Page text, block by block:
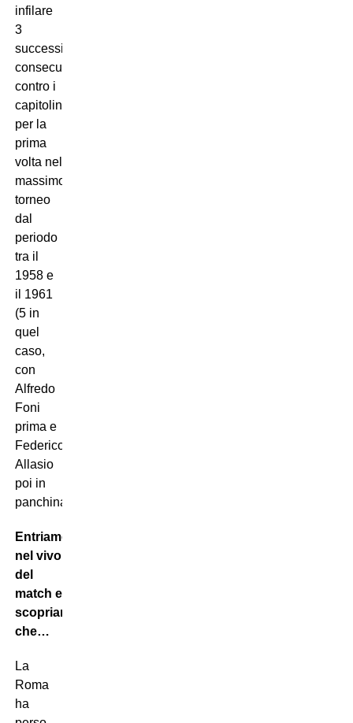
infilare
3
successi
consecutivi
contro i
capitolini
per la
prima
volta nel
massimo
torneo
dal
periodo
tra il
1958 e
il 1961
(5 in
quel
caso,
con
Alfredo
Foni
prima e
Federico
Allasio
poi in
panchina).
Entriamo
nel vivo
del
match e
scopriamo
che…
La
Roma
ha